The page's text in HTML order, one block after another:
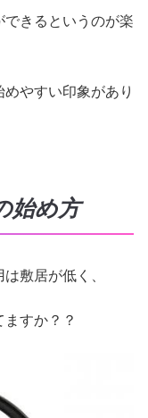
できるというのが楽
やすい印象があり
始め方
敷居が低く、
ますか？？